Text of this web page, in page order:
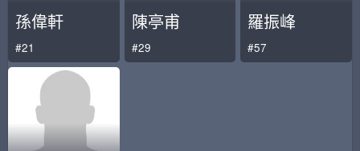
孫偉軒
#21
陳亭甫
#29
羅振峰
#57